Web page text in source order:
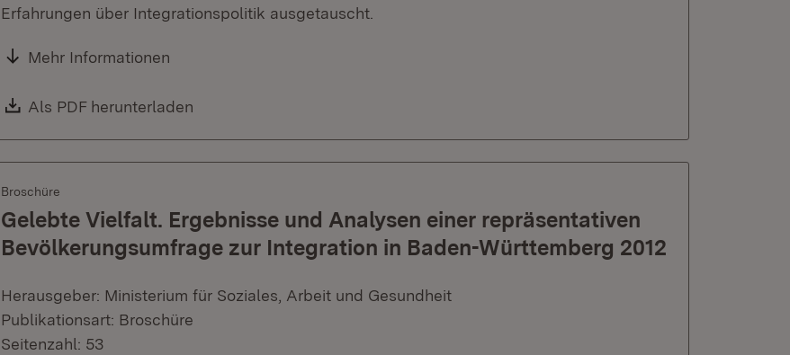
Erfahrungen über Integrationspolitik ausgetauscht.
Mehr Informationen
Download:
Als PDF herunterladen
Broschüre
Gelebte Vielfalt. Ergebnisse und Analysen einer repräsentativen
Bevölkerungsumfrage zur Integration in Baden-Württemberg 2012
Herausgeber: Ministerium für Soziales, Arbeit und Gesundheit
Publikationsart: Broschüre
Seitenzahl: 53